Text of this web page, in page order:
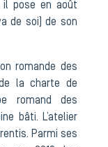
il pose en août
de soi) de son
romande des
la charte de
romand des
bâti. L’atelier
Parmi ses